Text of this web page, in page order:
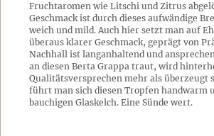
Fruchtaromen wie Litschi und Zitrus
Geschmack ist durch dieses aufwändige
weich und mild. Auch hier setzt man auf
überaus klarer Geschmack, geprägt von
Nachhall ist langanhaltend und
an diesen Berta Grappa traut, wird
Qualitätsversprechen mehr als überzeugt
führt man sich diesen Tropfen handwarm
bauchigen Glaskelch. Eine Sünde wert.